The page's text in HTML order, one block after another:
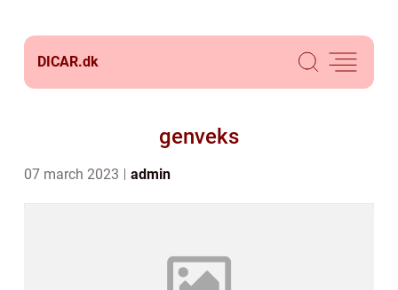
DICAR.dk
genveks
07 march 2023 admin